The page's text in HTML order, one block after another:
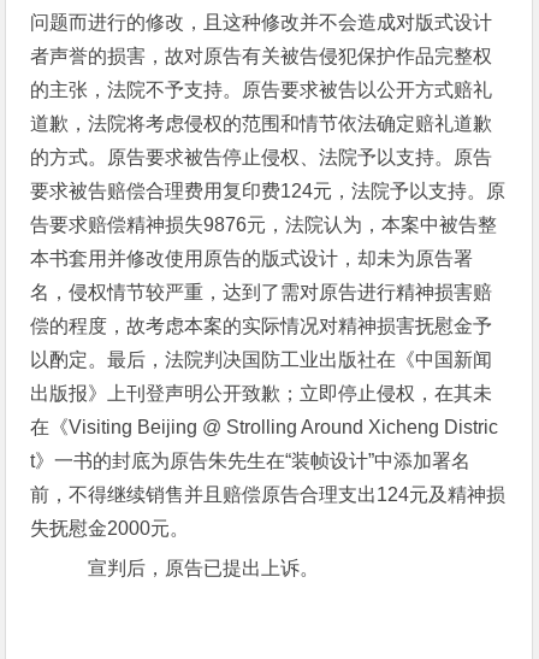
问题而进行的修改，且这种修改并不会造成对版式设计
者声誉的损害，故对原告有关被告侵犯保护作品完整权
的主张，法院不予支持。原告要求被告以公开方式赔礼
道歉，法院将考虑侵权的范围和情节依法确定赔礼道歉
的方式。原告要求被告停止侵权、法院予以支持。原告
要求被告赔偿合理费用复印费124元，法院予以支持。原
告要求赔偿精神损失9876元，法院认为，本案中被告整
本书套用并修改使用原告的版式设计，却未为原告署
名，侵权情节较严重，达到了需对原告进行精神损害赔
偿的程度，故考虑本案的实际情况对精神损害抚慰金予
以酌定。最后，法院判决国防工业出版社在《中国新闻
出版报》上刊登声明公开致歉；立即停止侵权，在其未
在《Visiting Beijing @ Strolling Around Xicheng Distric
t》一书的封底为原告朱先生在“装帧设计”中添加署名
前，不得继续销售并且赔偿原告合理支出124元及精神损
失抚慰金2000元。
宣判后，原告已提出上诉。